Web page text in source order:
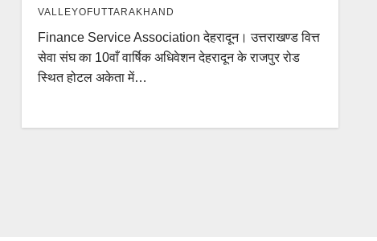
VALLEYOFUTTARAKHAND
Finance Service Association देहरादून। उत्तराखण्ड वित्त
सेवा संघ का 10वाँ वार्षिक अधिवेशन देहरादून के राजपुर रोड
स्थित होटल अकेता में…